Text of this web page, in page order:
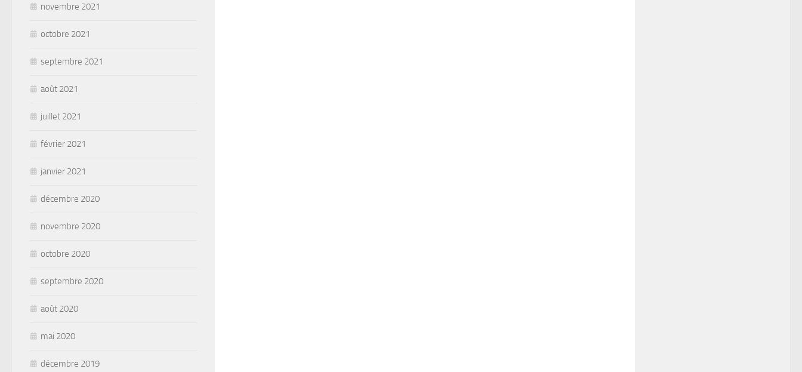
novembre 2021
octobre 2021
septembre 2021
août 2021
juillet 2021
février 2021
janvier 2021
décembre 2020
novembre 2020
octobre 2020
septembre 2020
août 2020
mai 2020
décembre 2019